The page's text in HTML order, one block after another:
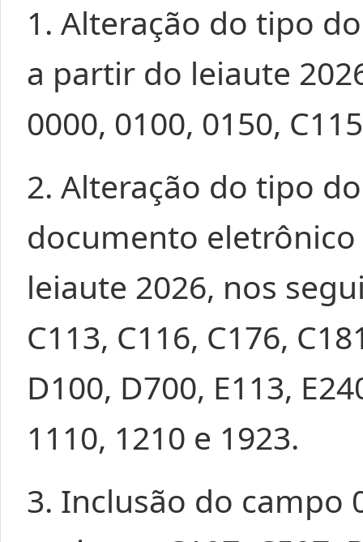
1. Alteração do tipo
a partir do leiaute
0000, 0100, 0150,
2. Alteração do tipo
documento
leiaute 2026, nos
C113, C116, C176,
D100, D700, E113,
1110, 1210 e 1923.
3. Inclusão do campo